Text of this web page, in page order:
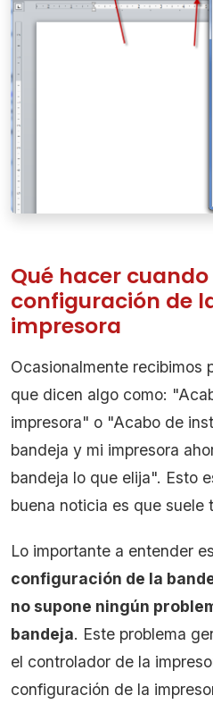
Qué hacer
configuración de
impresora
Ocasionalmente recibimos
que dicen algo como:
impresora" o "Acabo de
bandeja y mi impresora
bandeja lo que elija". Esto
buena noticia es que suele
Lo importante a entender
configuración de la
no supone ningún
bandeja. Este problema
el controlador de la
configuración de la